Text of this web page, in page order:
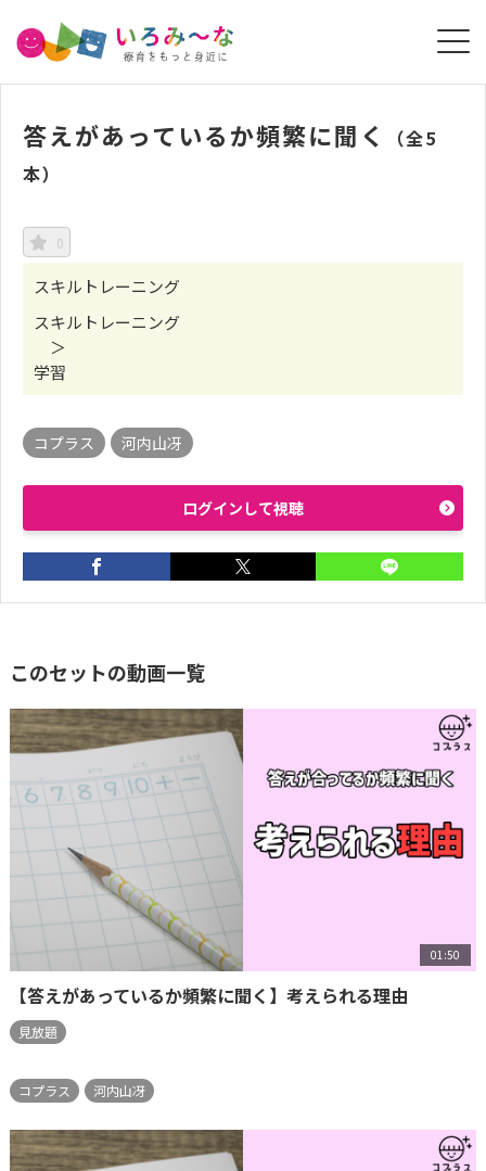
答えがあっているか頻繁に聞く
（全5
本）
0
スキルトレーニング
スキルトレーニング
＞
学習
コプラス 河内山冴
ログインして視聴
このセットの動画一覧
01:50
【答えがあっているか頻繁に聞く】考えられる理由
見放題
コプラス 河内山冴